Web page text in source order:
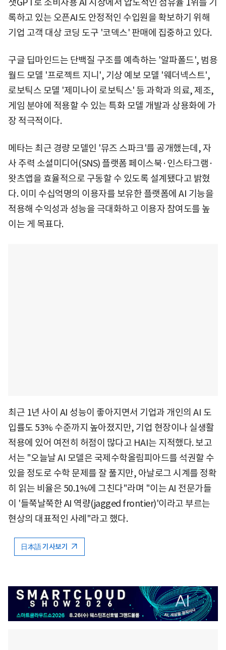
록하고 있는 오픈AI도 안정적인 수입원을 확보하기 위해
기업 고객 대상 코딩 도구 '코덱스' 판매에 집중하고 있다.
구글 딥마인드는 단백질 구조를 예측하는 '알파폴드', 범용
월드 모델 '프로젝트 지니', 기상 예보 모델 '웨더넥스트',
로보틱스 모델 '제미나이 로보틱스' 등 과학과 의료, 제조,
게임 분야에 적용할 수 있는 특화 모델 개발과 상용화에 가
장 적극적이다.
메타는 최근 경량 모델인 '뮤즈 스파크'를 공개했는데, 자
사 주력 소셜미디어(SNS) 플랫폼 페이스북·인스타그램·
왓츠앱을 효율적으로 구동할 수 있도록 설계됐다고 밝혔
다. 이미 수십억명의 이용자를 보유한 플랫폼에 AI 기능을
적용해 수익성과 성능을 극대화하고 이용자 참여도를 높
이는 게 목표다.
최근 1년 사이 AI 성능이 좋아지면서 기업과 개인의 AI 도
입률도 53% 수준까지 높아졌지만, 기업 현장이나 실생활
적용에 있어 여전히 허점이 많다고 HAI는 지적했다. 보고
서는 "오늘날 AI 모델은 국제수학올림피아드를 석권할 수
있을 정도로 수학 문제를 잘 풀지만, 아날로그 시계를 정확
히 읽는 비율은 50.1%에 그친다"라며 "이는 AI 전문가들
이 '들쭉날쭉한 AI 역량(jagged frontier)'이라고 부르는
현상의 대표적인 사례"라고 했다.
日本語 기사보기